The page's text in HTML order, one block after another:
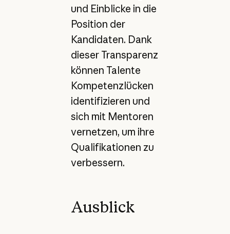
und Einblicke in die
Position der
Kandidaten. Dank
dieser Transparenz
können Talente
Kompetenzlücken
identifizieren und
sich mit Mentoren
vernetzen, um ihre
Qualifikationen zu
verbessern.
Ausblick